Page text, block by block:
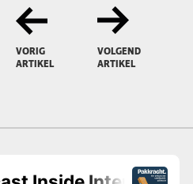
VORIG
ARTIKEL
VOLGEND
ARTIKEL